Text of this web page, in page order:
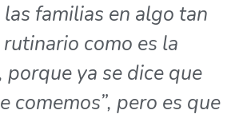
familias en algo tan
como es la
ya se dice que
comemos”, pero es que